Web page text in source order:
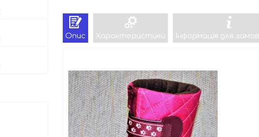
Опис Характеристики Інформація для